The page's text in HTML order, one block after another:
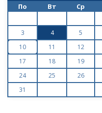
По Вт Ср
3
4 5
10
11 12
17
18 19
24
25 26
31